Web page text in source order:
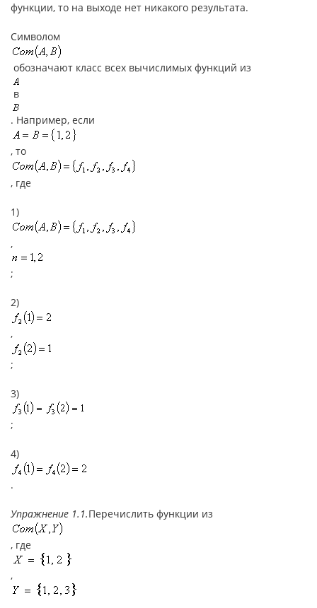
функции, то на выходе нет никакого результата.
Символом
обозначают класс всех вычислимых функций из
в
. Например, если
, то
, где
1)
,
;
2)
,
;
3)
;
4)
.
Упражнение 1.1.Перечислить функции из
, где
,